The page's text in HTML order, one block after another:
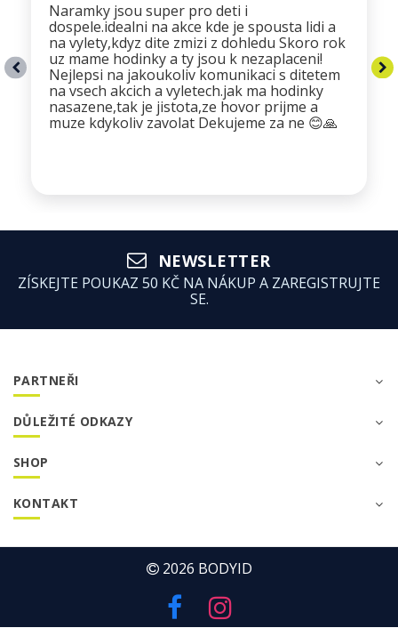
Naramky jsou super pro deti i
dospele.idealni na akce kde je spousta lidi a
na vylety,kdyz dite zmizi z dohledu Skoro rok
uz mame hodinky a ty jsou k nezaplaceni!
Nejlepsi na jakoukoliv komunikaci s ditetem
na vsech akcich a vyletech.jak ma hodinky
nasazene,tak je jistota,ze hovor prijme a
muze kdykoliv zavolat Dekujeme za ne 😊🙏
NEWSLETTER
ZÍSKEJTE POUKAZ 50 KČ NA NÁKUP A ZAREGISTRUJTE
SE.
PARTNEŘI
DŮLEŽITÉ ODKAZY
SHOP
KONTAKT
2026 BODYID